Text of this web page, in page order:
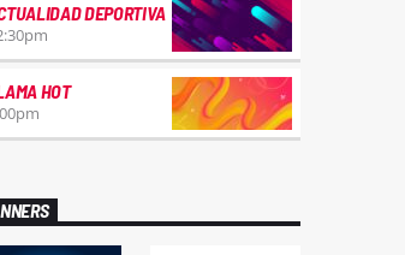
DEPORTIVA
pm
HOT
pm